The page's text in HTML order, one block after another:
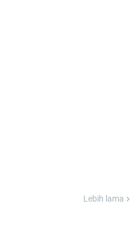
Lebih lama